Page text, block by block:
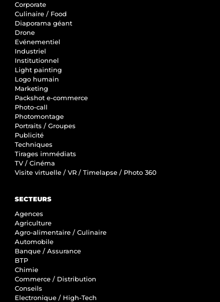
Corporate
Culinaire / Food
Diaporama géant
Drone
Evénementiel
Industriel
Institutionnel
Light painting
Logo humain
Marketing
Packshot e-commerce
Photo-call
Photomontage
Portraits / Groupes
Publicité
Techniques
Tirages immédiats
TV / Cinéma
Visite virtuelle / VR / Timelapse / Photo 360
SECTEURS
Agences
Agriculture
Agro-alimentaire / Culinaire
Automobile
Banque / Assurance
BTP
Chimie
Commerce / Distribution
Conseils
Electronique / High-Tech